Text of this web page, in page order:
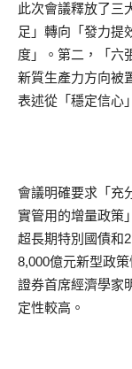
此次會議釋放了三
足」轉向「發力提
度」。第二，「六
新質生產力方向被
表述從「穩定信心
會議明確要求「充
實管用的增量政策
超長期特別國債和
8,000億元新型政
證券首席經濟學家
定性較高。